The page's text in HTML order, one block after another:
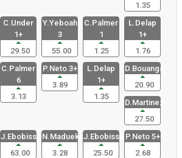
1.35
C.Under
1+
29.50
Y.Yeboah
3
55.00
C.Palmer
1
1.25
L.Delap
1+
1.76
C.Palmer
6
3.13
P.Neto 3+
3.89
L.Delap
1+
1.35
D.Bouanga
20.90
D.Martinez
27.50
J.Ebobiss
63.00
N.Madueke
3.28
J.Ebobisse
25.50
P.Neto 5+
2.68